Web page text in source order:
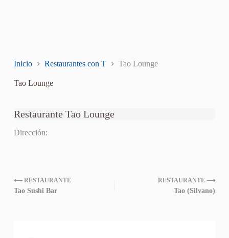
Inicio Restaurantes con T Tao Lounge
Tao Lounge
Restaurante Tao Lounge
Dirección:
⟵ RESTAURANTE
Tao Sushi Bar
RESTAURANTE ⟶
Tao (Silvano)